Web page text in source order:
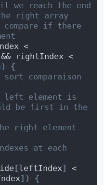
we reach the end
right array
if there
<
&& rightIndex <
)
{
comparaison
element is
be first in the
right element
at each
[leftIndex]
<
] )
{